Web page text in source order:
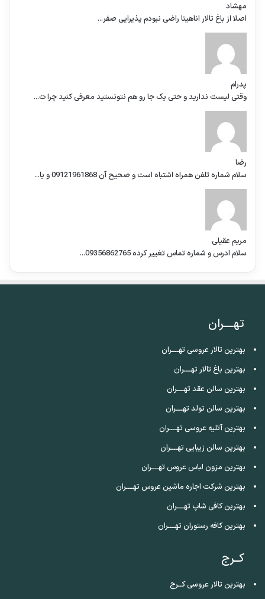
مهشاد
اصلا از باغ تالار اناهیتا راضی نبودم پذیرایی صفر...
پدرام
وقتی لیست ندارید و حتی یک جا رو هم نتونستید معرفی کنید چرا ت...
رضا
سلام شماره تلفن همراه اشتباه است و صحیح آن 09121961868 و یا...
مریم عقیلی
سلام ادرس و شماره تماس تغییر کرده 09356862765...
تهــــران
بهترین تالار عروسی تهــــران
بهترین باغ تالار تهــــران
بهترین سالن عقد تهــــران
بهترین سالن تولد تهــــران
بهترین آتلیه عروسی تهــــران
بهترین سالن زیبایی تهــــران
بهترین مزون لباس عروس تهــــران
بهترین شرکت اجاره ماشین عروس تهــــران
بهترین کافی شاپ تهــــران
بهترین کافه رستوران تهــــران
کــرج
بهترین تالار عروسی کــرج